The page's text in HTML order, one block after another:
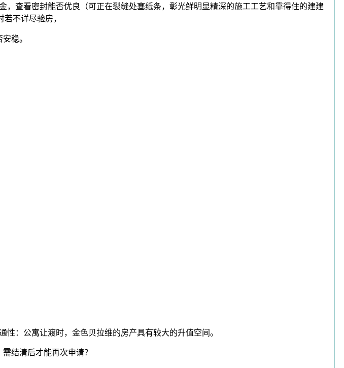
查看密封能否优良（可正在裂缝处塞纸条，彰光鲜明显精深的施工工艺和靠得住的建建
不详尽验房，
稳。
性：公寓让渡时，金色贝拉维的房产具有较大的升值空间。
结清后才能再次申请？